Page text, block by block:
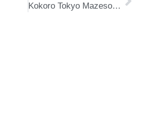
Kokoro Tokyo Mazesoba 麺屋 (海之戀商場)